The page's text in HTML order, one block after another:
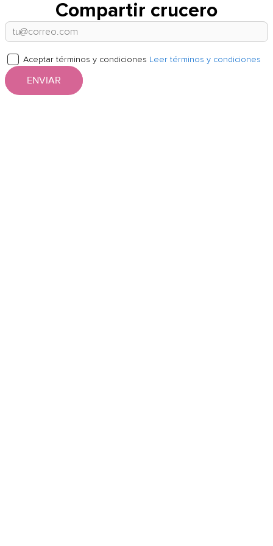
Compartir crucero
Aceptar términos y condiciones Leer términos y condiciones
ENVIAR